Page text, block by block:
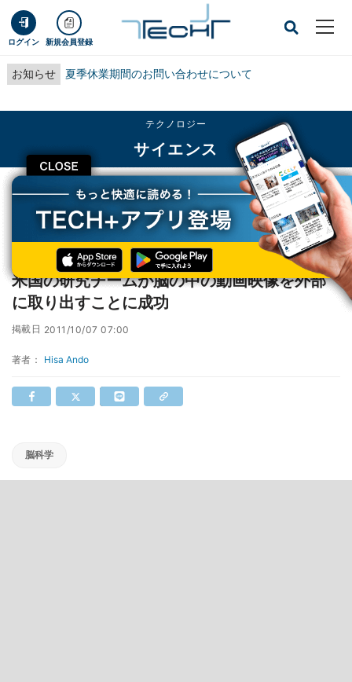
ログイン 新規会員登録
お知らせ 夏季休業期間のお問い合わせについて
CLOSE
テクノロジー
サイエンス
TECH+ テクノロジー
サイエンス
米国の研究チームが脳の中の動画映像を外部に取り出すことに成功
米国の研究チームが脳の中の動画映像を外部
に取り出すことに成功
掲載日 2011/10/07 07:00
著者： Hisa Ando
脳科学